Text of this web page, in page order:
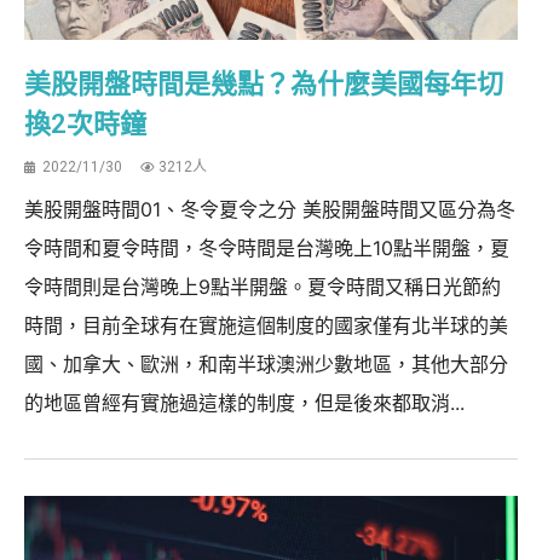
美股開盤時間是幾點？為什麼美國每年切
換2次時鐘
2022/11/30 3212人
美股開盤時間01、冬令夏令之分 美股開盤時間又區分為冬
令時間和夏令時間，冬令時間是台灣晚上10點半開盤，夏
令時間則是台灣晚上9點半開盤。夏令時間又稱日光節約
時間，目前全球有在實施這個制度的國家僅有北半球的美
國、加拿大、歐洲，和南半球澳洲少數地區，其他大部分
的地區曾經有實施過這樣的制度，但是後來都取消...